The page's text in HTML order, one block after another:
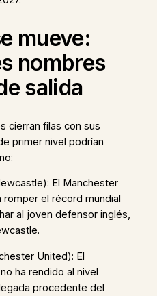
mueve:
nombres
salida
cierran filas con sus
primer nivel podrían
El Manchester
el récord mundial
al joven defensor inglés,
United): El
ha rendido al nivel
procedente del